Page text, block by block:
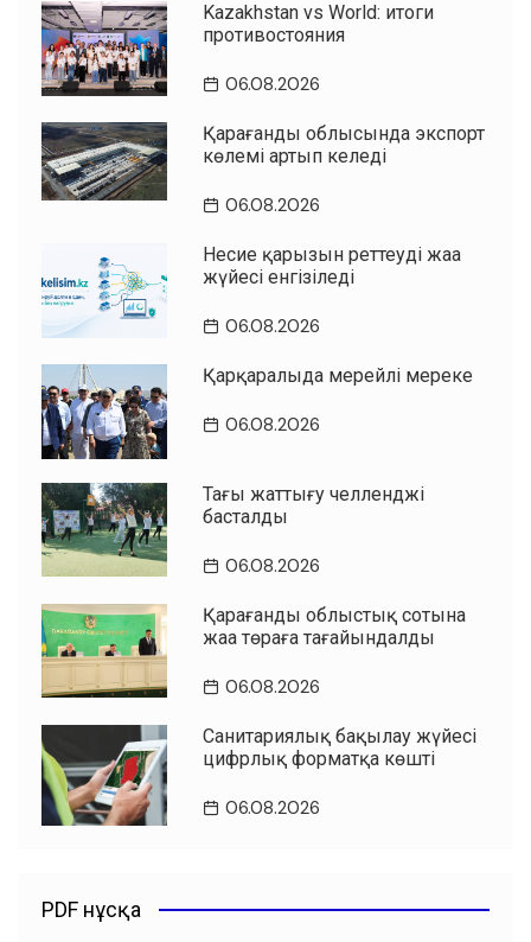
Kazakhstan vs World: итоги
противостояния
06.08.2026
Қарағанды облысында экспорт
көлемі артып келеді
06.08.2026
Несие қарызын реттеудің жаңа
жүйесі енгізіледі
06.08.2026
Қарқаралыда мерейлі мереке
06.08.2026
Таңғы жаттығу челленджі
басталды
06.08.2026
Қарағанды облыстық сотына
жаңа төраға тағайындалды
06.08.2026
Санитариялық бақылау жүйесі
цифрлық форматқа көшті
06.08.2026
PDF нұсқа